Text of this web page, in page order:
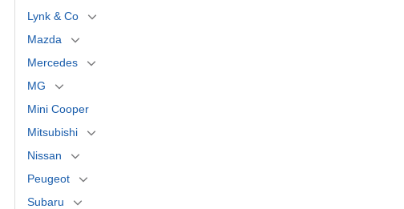
Lynk & Co
Mazda
Mercedes
MG
Mini Cooper
Mitsubishi
Nissan
Peugeot
Subaru